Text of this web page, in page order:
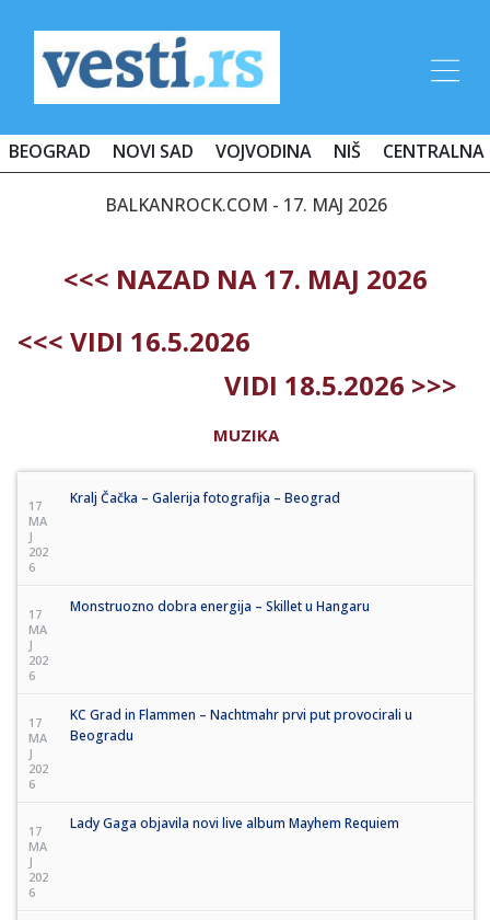
BEOGRAD NOVI SAD VOJVODINA NIŠ CENTRALNA
BALKANROCK.COM - 17. MAJ 2026
<<< NAZAD NA 17. MAJ 2026
<<< VIDI 16.5.2026
VIDI 18.5.2026 >>>
MUZIKA
17
MA
J
202
6
Kralj Čačka – Galerija fotografija – Beograd
17
MA
J
202
6
Monstruozno dobra energija – Skillet u Hangaru
17
MA
J
202
6
KC Grad in Flammen – Nachtmahr prvi put provocirali u
Beogradu
17
MA
J
202
6
Lady Gaga objavila novi live album Mayhem Requiem